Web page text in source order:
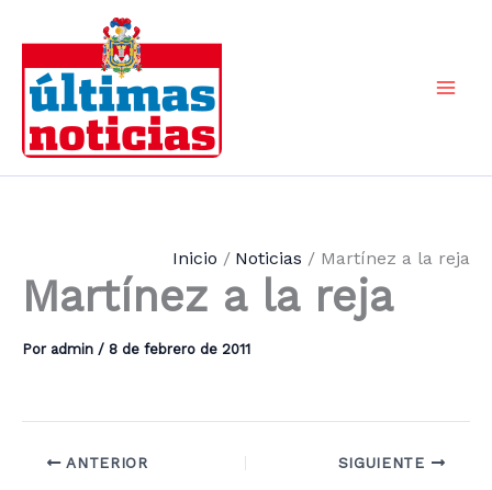
contenido
Inicio Noticias Martínez a la reja
Martínez a la reja
Por admin / 8 de febrero de 2011
ANTERIOR SIGUIENTE